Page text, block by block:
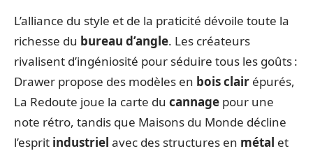
L’alliance du style et de la praticité dévoile toute la
richesse du bureau d’angle. Les créateurs
rivalisent d’ingéniosité pour séduire tous les goûts :
Drawer propose des modèles en bois clair épurés,
La Redoute joue la carte du cannage pour une
note rétro, tandis que Maisons du Monde décline
l’esprit industriel avec des structures en métal et